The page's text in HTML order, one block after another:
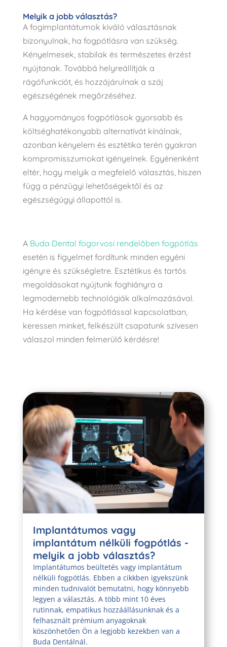
Melyik a jobb választás?
A fogimplantátumok kiváló választásnak
bizonyulnak, ha fogpótlásra van szükség.
Kényelmesek, stabilak és természetes érzést
nyújtanak. Továbbá helyreállítják a
rágófunkciót, és hozzájárulnak a száj
egészségének megőrzéséhez.
A hagyományos fogpótlások gyorsabb és
költséghatékonyabb alternatívát kínálnak,
azonban kényelem és esztétika terén gyakran
kompromisszumokat igényelnek. Egyénenként
eltér, hogy melyik a megfelelő választás, hiszen
függ a pénzügyi lehetőségektől és az
egészségügyi állapottól is.
A Buda Dental fogorvosi rendelőben fogpótlás
esetén is figyelmet fordítunk minden egyéni
igényre és szükségletre. Esztétikus és tartós
megoldásokat nyújtunk foghiányra a
legmodernebb technológiák alkalmazásával.
Ha kérdése van fogpótlással kapcsolatban,
keressen minket, felkészült csapatunk szívesen
válaszol minden felmerülő kérdésre!
Implantátumos vagy
implantátum nélküli fogpótlás -
melyik a jobb választás?
Implantátumos beültetés vagy implantátum
nélküli fogpótlás. Ebben a cikkben igyekszünk
minden tudnivalót bemutatni, hogy könnyebb
legyen a választás. A több mint 10 éves
rutinnak, empatikus hozzáállásunknak és a
felhasznált prémium anyagoknak
köszönhetően Ön a legjobb kezekben van a
Buda Dentálnál.